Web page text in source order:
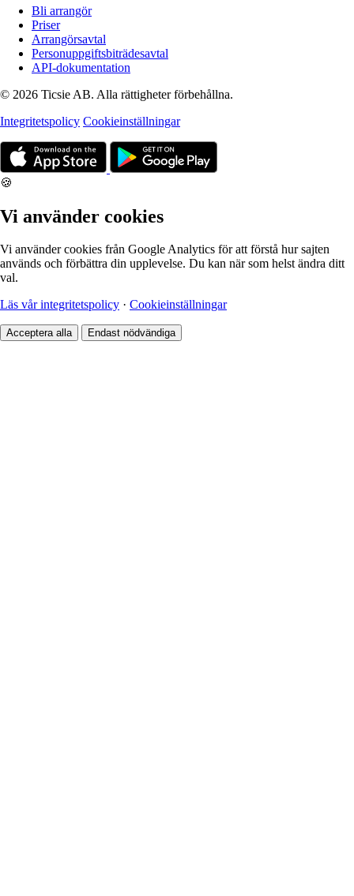
Bli arrangör
Priser
Arrangörsavtal
Personuppgiftsbiträdesavtal
API-dokumentation
© 2026 Ticsie AB. Alla rättigheter förbehållna.
Integritetspolicy Cookieinställningar
🍪
Vi använder cookies
Vi använder cookies från Google Analytics för att förstå hur sajten
används och förbättra din upplevelse. Du kan när som helst ändra ditt
val.
Läs vår integritetspolicy · Cookieinställningar
Acceptera alla Endast nödvändiga